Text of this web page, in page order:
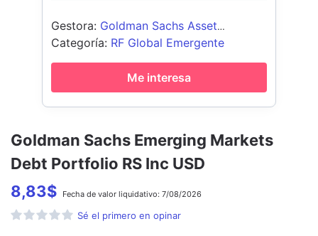
Goldman Sachs Emerging Markets
Debt Portfolio RS Inc USD
8,83$ Fecha de valor liquidativo: 7/08/2026
Sé el primero en opinar
Gestora: Goldman Sachs Asset
Management B.V.
Categoría: RF Global Emergente
Me interesa